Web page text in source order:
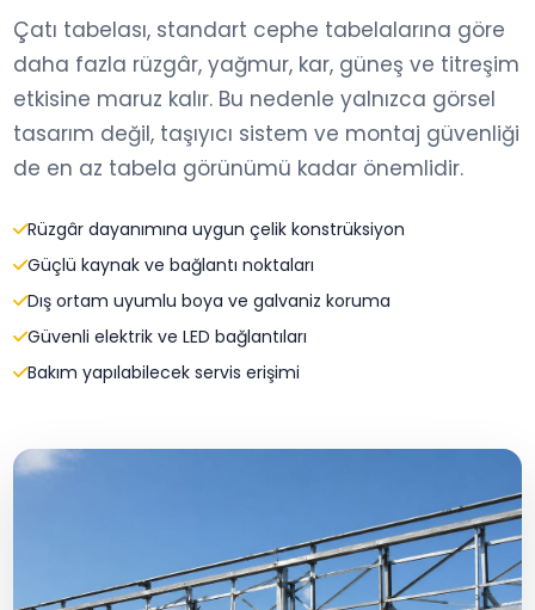
Çatı tabelası, standart cephe tabelalarına göre
daha fazla rüzgâr, yağmur, kar, güneş ve titreşim
etkisine maruz kalır. Bu nedenle yalnızca görsel
tasarım değil, taşıyıcı sistem ve montaj güvenliği
de en az tabela görünümü kadar önemlidir.
Rüzgâr dayanımına uygun çelik konstrüksiyon
Güçlü kaynak ve bağlantı noktaları
Dış ortam uyumlu boya ve galvaniz koruma
Güvenli elektrik ve LED bağlantıları
Bakım yapılabilecek servis erişimi